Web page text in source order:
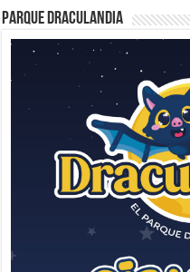
Parque Draculandia